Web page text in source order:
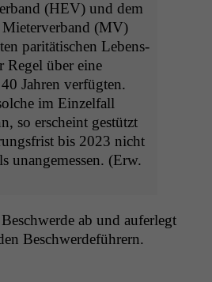
(HEV) und dem
(MV)
par­itätis­chen Lebens­
Regel über eine
Jahren ver­fügten.
im Einzelfall
so erscheint gestützt
bis 2023 nicht
unangemessen. (Erw.
ab und aufer­legt
Beschwerdeführern.